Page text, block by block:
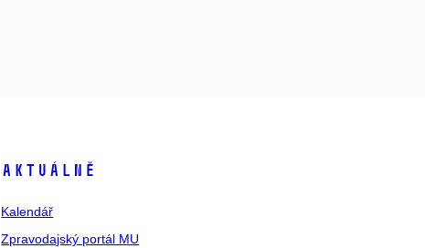
Aktuálně
Kalendář
Zpravodajský portál MU